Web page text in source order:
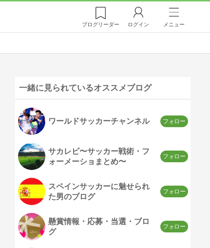
ブログリーダー ログイン メニュー
一緒に見られているオススメブログ
ワールドサッカーチャンネル
サカレビ〜サッカー戦術・フ
ォーメーショまとめ〜
スペインサッカーに魅せられ
た男のブログ
懸賞情報・応募・当選・ブロ
グ